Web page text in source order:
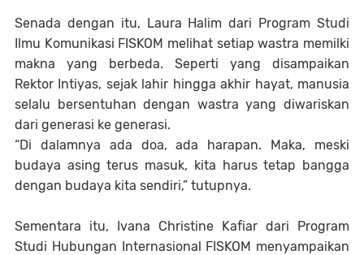
Senada dengan itu, Laura Halim dari Program Studi
Ilmu Komunikasi FISKOM melihat setiap wastra memilki
makna yang berbeda. Seperti yang disampaikan
Rektor Intiyas, sejak lahir hingga akhir hayat, manusia
selalu bersentuhan dengan wastra yang diwariskan
dari generasi ke generasi.
“Di dalamnya ada doa, ada harapan. Maka, meski
budaya asing terus masuk, kita harus tetap bangga
dengan budaya kita sendiri,” tutupnya.
Sementara itu, Ivana Christine Kafiar dari Program
Studi Hubungan Internasional FISKOM menyampaikan